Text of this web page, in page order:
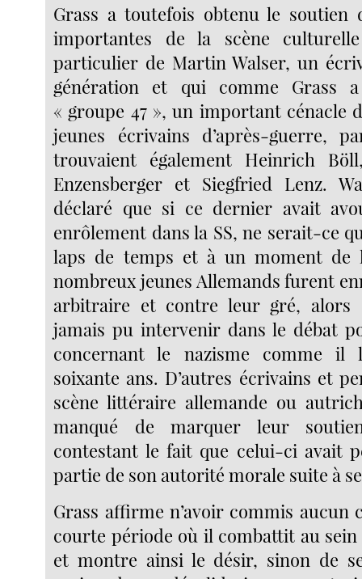
Grass a toutefois obtenu le soutien
importantes de la scène
particulier de Martin Walser, un
génération et qui comme Grass
« groupe 47 », un important cénacle
jeunes écrivains d’après-guerre,
trouvaient également Heinrich
Enzensberger et Siegfried Lenz.
déclaré que si ce dernier avait
enrôlement dans la SS, ne serait-ce
laps de temps et à un moment de
nombreux jeunes Allemands furent
arbitraire et contre leur gré, alors
jamais pu intervenir dans le débat
concernant le nazisme comme il
soixante ans. D’autres écrivains et
scène littéraire allemande ou
manqué de marquer leur
contestant le fait que celui-ci avait
partie de son autorité morale suite à
Grass affirme n’avoir commis aucun
courte période où il combattit au sein
et montre ainsi le désir, sinon de